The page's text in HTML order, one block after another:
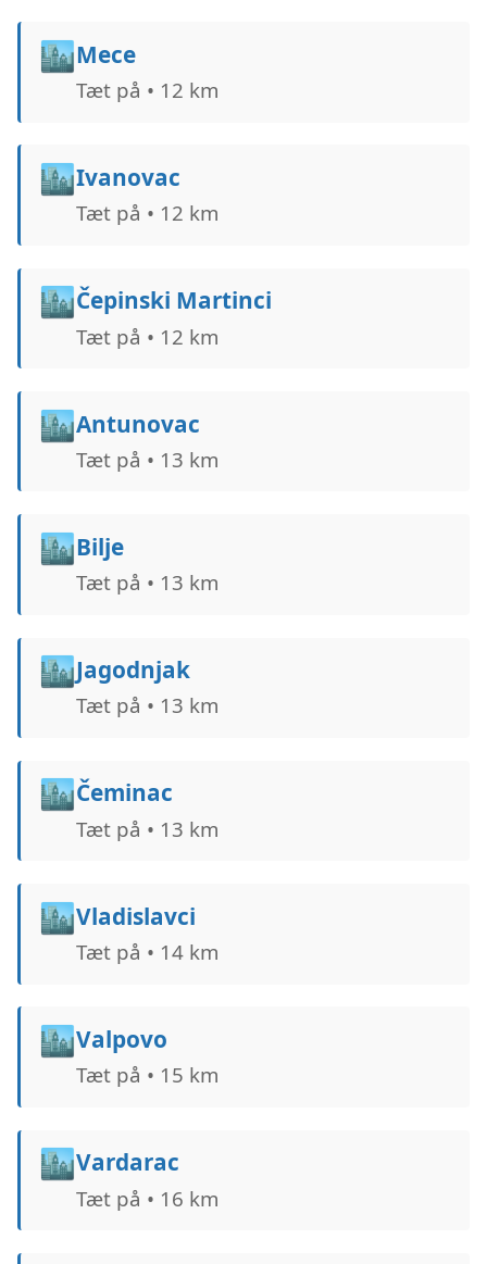
🏙️Mece
Tæt på • 12 km
🏙️Ivanovac
Tæt på • 12 km
🏙️Čepinski Martinci
Tæt på • 12 km
🏙️Antunovac
Tæt på • 13 km
🏙️Bilje
Tæt på • 13 km
🏙️Jagodnjak
Tæt på • 13 km
🏙️Čeminac
Tæt på • 13 km
🏙️Vladislavci
Tæt på • 14 km
🏙️Valpovo
Tæt på • 15 km
🏙️Vardarac
Tæt på • 16 km